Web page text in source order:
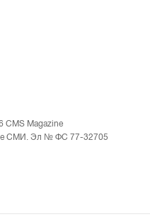
CMS Magazine
СМИ. Эл № ФС 77-32705